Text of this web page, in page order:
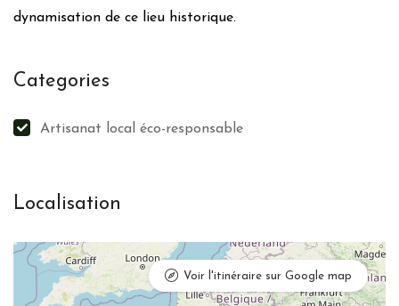
dynamisation de ce lieu historique.
Categories
Artisanat local éco-responsable
Localisation
Voir l'itinéraire sur Google map